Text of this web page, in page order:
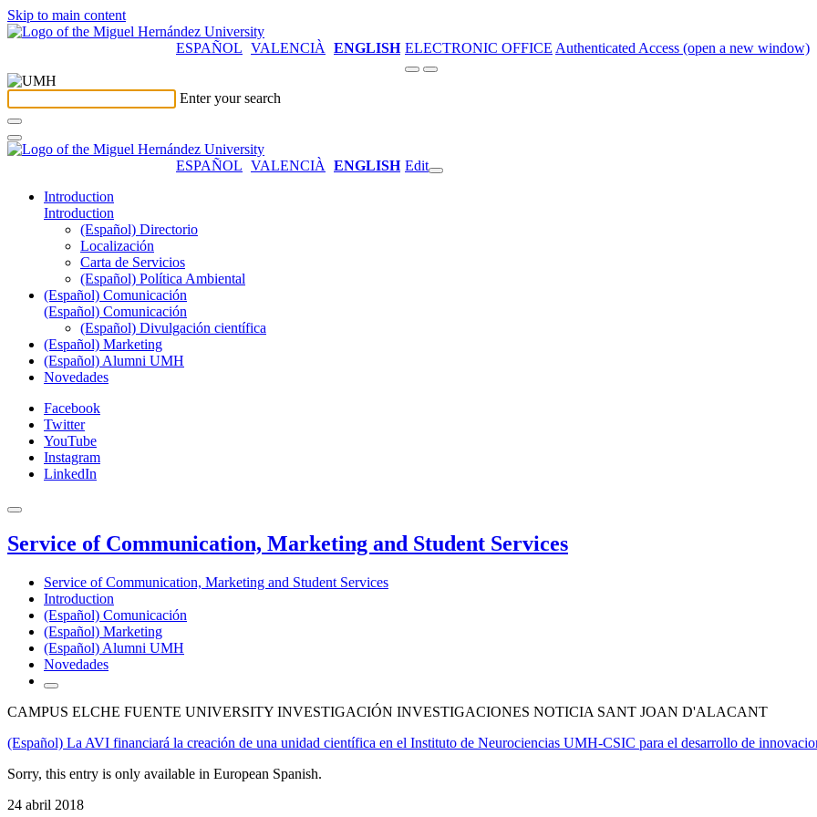
Skip to main content
ESPAÑOL VALENCIÀ ENGLISH ELECTRONIC OFFICE Authenticated Access (open a new window)
Enter your search
ESPAÑOL VALENCIÀ ENGLISH Edit
Introduction
Introduction
(Español) Directorio
Localización
Carta de Servicios
(Español) Política Ambiental
(Español) Comunicación
(Español) Comunicación
(Español) Divulgación científica
(Español) Marketing
(Español) Alumni UMH
Novedades
Facebook
Twitter
YouTube
Instagram
LinkedIn
Service of Communication, Marketing and Student Services
Service of Communication, Marketing and Student Services
Introduction
(Español) Comunicación
(Español) Marketing
(Español) Alumni UMH
Novedades
CAMPUS ELCHE FUENTE UNIVERSITY INVESTIGACIÓN INVESTIGACIONES NOTICIA SANT JOAN D'ALACANT
(Español) La AVI financiará la creación de una unidad científica en el Instituto de Neurociencias UMH-CSIC para el desarrollo de
Sorry, this entry is only available in European Spanish.
24 abril 2018